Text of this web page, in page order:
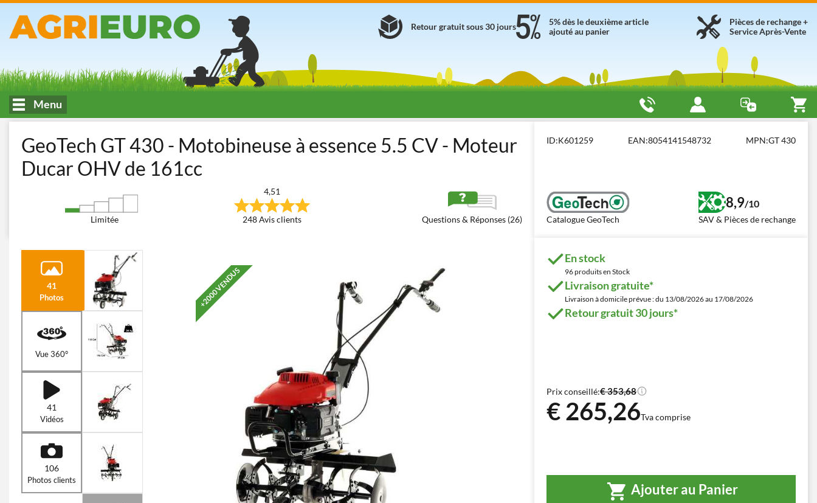
Pièces de rechange +
Service Après-Vente
5% dès le deuxième article
ajouté au panier
Retour gratuit sous 30 jours
Menu
GeoTech GT 430 - Motobineuse à essence 5.5 CV - Moteur
Ducar OHV de 161cc
Limitée
4,51
248 Avis clients Questions & Réponses (26)
ID:K601259 EAN:8054141548732 MPN:GT 430
Catalogue GeoTech
8,9/10
SAV & Pièces de rechange
41
Photos
Vue 360°
41
Vidéos
106
Photos clients
+2000 VENDUS
En stock
96 produits en Stock
Livraison gratuite*
Livraison à domicile prévue : du 13/08/2026 au 17/08/2026
Retour gratuit 30 jours*
Prix conseillé:€ 353,68
€ 265,26Tva comprise
Ajouter au Panier